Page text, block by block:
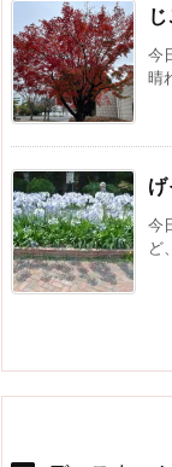
今
晴
今
ど